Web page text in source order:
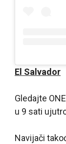
El Salvador
Gledajte
u 9 sati
Navijači